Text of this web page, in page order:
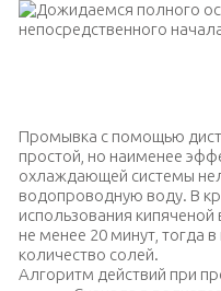
Промывка с помощью
простой, но наименее
охлаждающей системы
водопроводную воду. В
использования
не менее 20 минут, тогда
количество солей.
Алгоритм действий при